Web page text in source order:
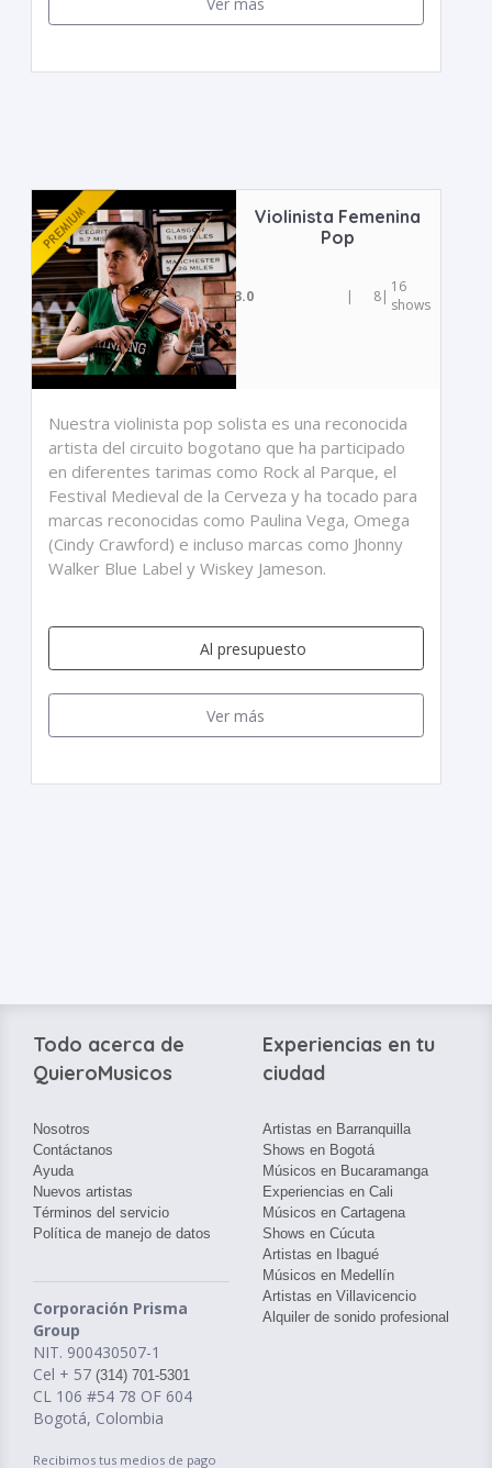
Violinista Femenina
Pop
3.0 | 8| 16
shows
Nuestra violinista pop solista es una reconocida
artista del circuito bogotano que ha participado
en diferentes tarimas como Rock al Parque, el
Festival Medieval de la Cerveza y ha tocado para
marcas reconocidas como Paulina Vega, Omega
(Cindy Crawford) e incluso marcas como Jhonny
Walker Blue Label y Wiskey Jameson.
Al presupuesto
Ver más
Todo acerca de
QuieroMusicos
Nosotros
Contáctanos
Ayuda
Nuevos artistas
Términos del servicio
Política de manejo de datos
Corporación Prisma
Group
NIT. 900430507-1
Cel + 57 (314) 701-5301
CL 106 #54 78 OF 604
Bogotá, Colombia
Recibimos tus medios de pago
Experiencias en tu
ciudad
Artistas en Barranquilla
Shows en Bogotá
Músicos en Bucaramanga
Experiencias en Cali
Músicos en Cartagena
Shows en Cúcuta
Artistas en Ibagué
Músicos en Medellín
Artistas en Villavicencio
Alquiler de sonido profesional